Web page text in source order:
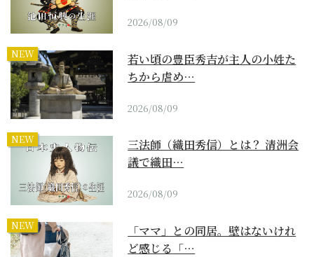
2026/08/09
NEW
若い頃の豊臣秀吉が主人の小姓た
ちから虐め…
2026/08/09
NEW
三法師（織田秀信）とは？ 清洲会
議で織田…
2026/08/09
NEW
「ママ」との同居。壁はないけれ
ど感じる「…